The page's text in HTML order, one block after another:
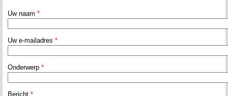
Uw naam *
Uw e-mailadres *
Onderwerp *
Bericht *